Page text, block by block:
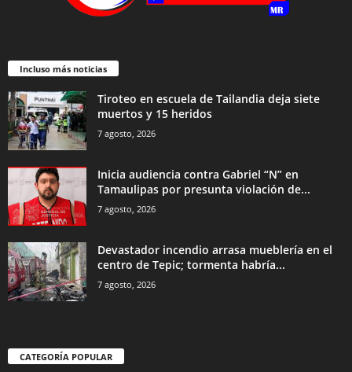
Incluso más noticias
Tiroteo en escuela de Tailandia deja siete
muertos y 15 heridos
7 agosto, 2026
Inicia audiencia contra Gabriel “N” en
Tamaulipas por presunta violación de...
7 agosto, 2026
Devastador incendio arrasa mueblería en el
centro de Tepic; tormenta habría...
7 agosto, 2026
CATEGORÍA POPULAR